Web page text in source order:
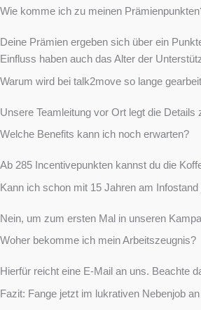
Wie komme ich zu meinen
Deine Prämien ergeben sich über ein
Einfluss haben auch das Alter der
Warum wird bei talk2move so lange
Unsere Teamleitung vor Ort legt die
Welche Benefits kann ich noch erwarten?
Ab 285 Incentivepunkten kannst du die
Kann ich schon mit 15 Jahren am Infostand
Nein, um zum ersten Mal in unseren
Woher bekomme ich mein Arbeitszeugnis?
Hierfür reicht eine E-Mail an uns. Beachte
Fazit: Fange jetzt im lukrativen Nebenjob an